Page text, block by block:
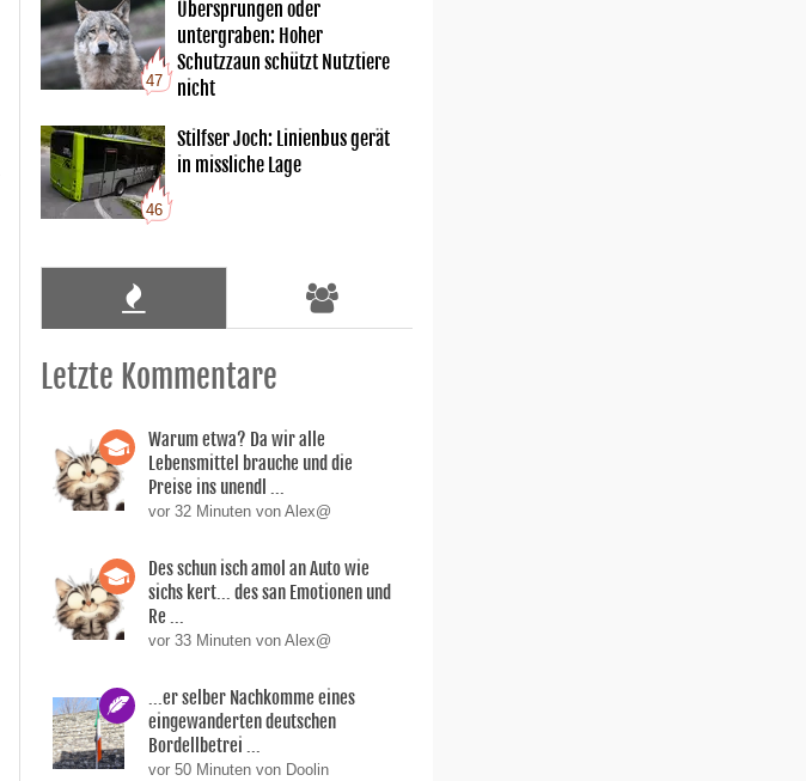
47
Übersprungen oder
untergraben: Hoher
Schutzzaun schützt Nutztiere
nicht
46
Stilfser Joch: Linienbus gerät
in missliche Lage
Letzte Kommentare
Warum etwa? Da wir alle
Lebensmittel brauche und die
Preise ins unendl ...
vor 32 Minuten von Alex@
Des schun isch amol an Auto wie
sichs kert... des san Emotionen und
Re ...
vor 33 Minuten von Alex@
...er selber Nachkomme eines
eingewanderten deutschen
Bordellbetrei ...
vor 50 Minuten von Doolin